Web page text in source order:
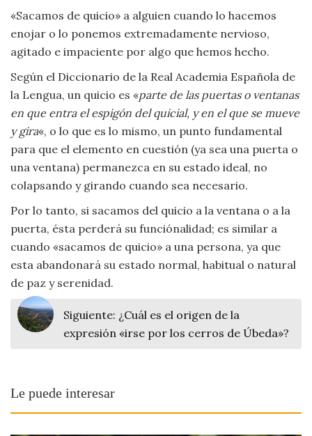
Sociología
Universo
Viajar
«Sacamos de quicio» a alguien cuando lo hacemos
enojar o lo ponemos extremadamente nervioso,
agitado e impaciente por algo que hemos hecho.
Según el Diccionario de la Real Academia Española de
la Lengua, un quicio es «parte de las puertas o ventanas
en que entra el espigón del quicial, y en el que se mueve
y gira«, o lo que es lo mismo, un punto fundamental
para que el elemento en cuestión (ya sea una puerta o
una ventana) permanezca en su estado ideal, no
colapsando y girando cuando sea necesario.
Por lo tanto, si sacamos del quicio a la ventana o a la
puerta, ésta perderá su funciónalidad; es similar a
cuando «sacamos de quicio» a una persona, ya que
esta abandonará su estado normal, habitual o natural
de paz y serenidad.
Siguiente: ¿Cuál es el origen de la
expresión «irse por los cerros de Úbeda»?
Le puede interesar